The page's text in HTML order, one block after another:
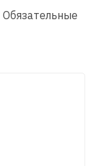
Обязательные